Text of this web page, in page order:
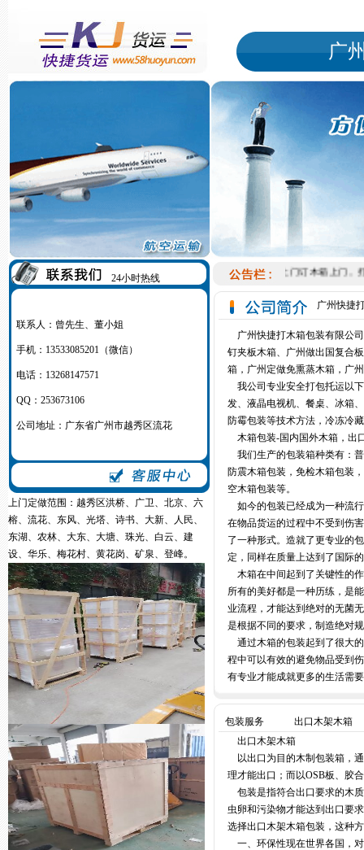
广
24小时热线
联系人：曾先生、董小姐
手机：13533085201（微信）
电话：13268147571
QQ：253673106
公司地址：广东省广州市越秀区流花
上门定做范围：越秀区洪桥、广卫、北京、六
榕、流花、东风、光塔、诗书、大新、人民、
东湖、农林、大东、大塘、珠光、白云、建
设、华乐、梅花村、黄花岗、矿泉、登峰。
附近哪里有上门订木箱上门。
广州快捷
广州快捷打木箱包装有限公
钉夹板木箱、广州做出国复合
箱，广州定做免熏蒸木箱，广
我公司专业安全打包托运以
发、液晶电视机、餐桌、冰箱
防霉包装等技术方法， 冷冻冷
木箱包装-国内国外木箱，出
我们生产的包装箱种类有：
防震木箱包装，免检木箱包装
空木箱包装等。
如今的包装已经成为一种流
在物品货运的过程中不受到伤
了一种形式。造就了更专业的
定，同样在质量上达到了国际
木箱在中间起到了关键性的
所有的美好都是一种历练，是
业流程，才能达到绝对的无菌
是根据不同的要求，制造绝对
通过木箱的包装起到了很大
程中可以有效的避免物品受到
有专业才能成就更多的生活需
包装服务
出口木架木箱
出口木架木箱
以出口为目的木制包装箱，
理才能出口；而以OSB板、胶
包装是指符合出口要求的木
虫卵和污染物才能达到出口要
选择出口木架木箱包装，这种
一、环保性现在世界各国，